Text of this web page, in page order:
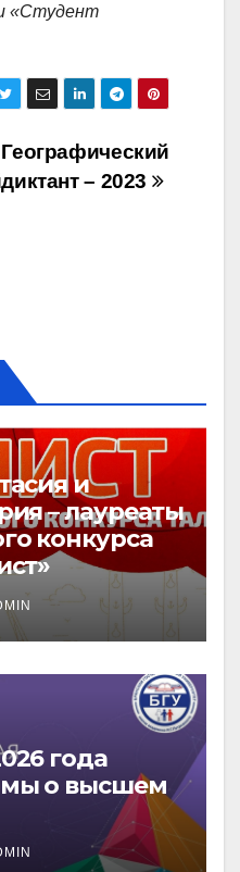
«Студент
Географический
диктант – 2023
и
– лауреаты
конкурса
года
о высшем